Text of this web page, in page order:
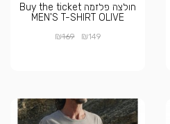
חולצה פלזמה Buy the ticket
MEN'S T-SHIRT OLIVE
₪149
₪169